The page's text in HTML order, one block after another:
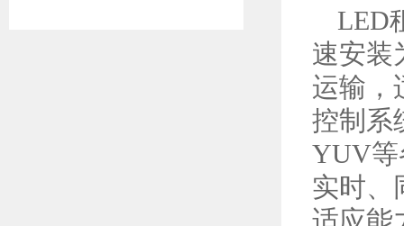
LED
速安装
运输，
控制系
YUV等
实时、